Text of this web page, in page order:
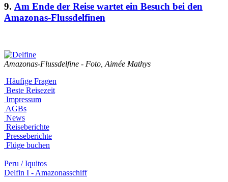
9. Am Ende der Reise wartet ein Besuch bei den
Amazonas-Flussdelfinen
Amazonas-Flussdelfine - Foto, Aimée Mathys
Häufige Fragen
Beste Reisezeit
Impressum
AGBs
News
Reiseberichte
Presseberichte
Flüge buchen
Peru / Iquitos
Delfin I - Amazonasschiff